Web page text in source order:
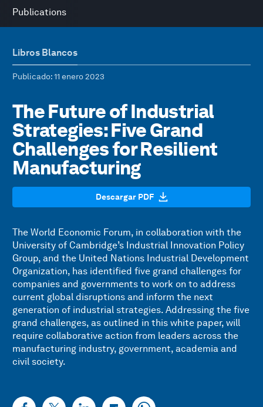
Publications
Libros Blancos
Publicado: 11 enero 2023
The Future of Industrial
Strategies: Five Grand
Challenges for Resilient
Manufacturing
Descargar PDF
The World Economic Forum, in collaboration with the
University of Cambridge’s Industrial Innovation Policy
Group, and the United Nations Industrial Development
Organization, has identified five grand challenges for
companies and governments to work on to address
current global disruptions and inform the next
generation of industrial strategies. Addressing the five
grand challenges, as outlined in this white paper, will
require collaborative action from leaders across the
manufacturing industry, government, academia and
civil society.